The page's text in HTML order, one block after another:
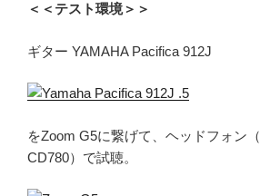
＜＜テスト環境＞＞
ギター YAMAHA Pacifica 912J
をZoom G5に繋げて、ヘッドフォン
CD780）で試聴。